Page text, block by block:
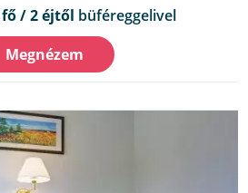
fő / 2 éjtől büféreggelivel
Megnézem